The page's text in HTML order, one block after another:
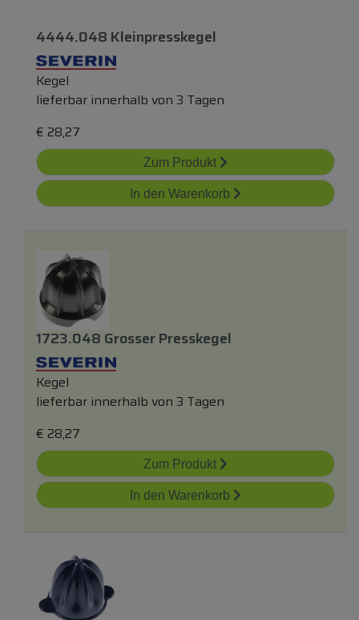
4444.048 Kleinpresskegel
Kegel
lieferbar innerhalb von 3 Tagen
€ 28,27
Zum Produkt
In den Warenkorb
1723.048 Grosser Presskegel
Kegel
lieferbar innerhalb von 3 Tagen
€ 28,27
Zum Produkt
In den Warenkorb